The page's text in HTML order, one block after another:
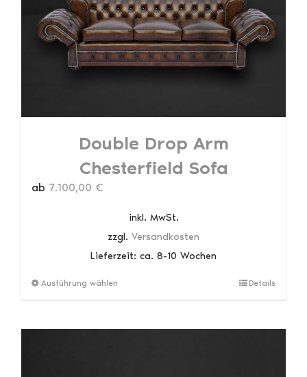
können
auf
der
Produktseite
gewählt
Double Drop Arm
Chesterfield Sofa
ab 7.100,00 €
inkl. MwSt.
zzgl. Versandkosten
Lieferzeit: ca. 8-10 Wochen
Ausführung wählen
mehrere
Details